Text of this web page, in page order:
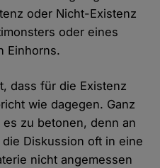
oder Nicht-Existenz
oder eines
Einhorns.
dass für die Existenz
wie dagegen. Ganz
zu betonen, denn an
Diskussion oft in eine
nicht angemessen